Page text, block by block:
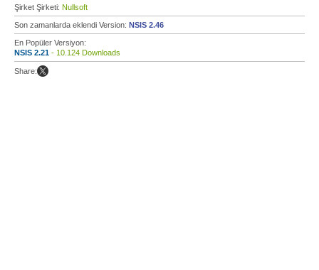
Şirket Şirketi: Nullsoft
Son zamanlarda eklendi Version: NSIS 2.46
En Popüler Versiyon:
NSIS 2.21 - 10.124 Downloads
Share: